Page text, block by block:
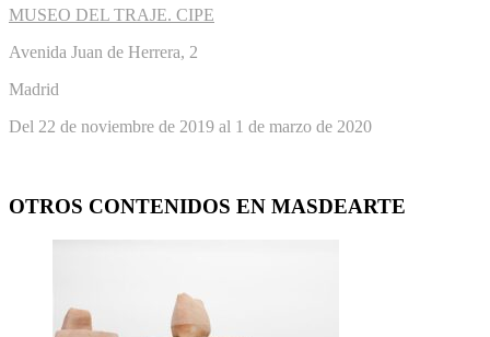
MUSEO DEL TRAJE. CIPE
Avenida Juan de Herrera, 2
Madrid
Del 22 de noviembre de 2019 al 1 de marzo de 2020
OTROS CONTENIDOS EN MASDEARTE